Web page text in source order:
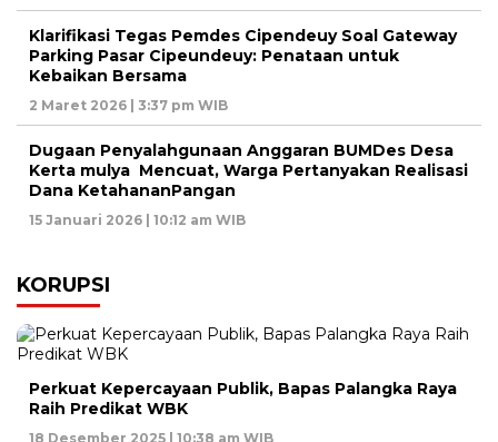
Klarifikasi Tegas Pemdes Cipendeuy Soal Gateway
Parking Pasar Cipeundeuy: Penataan untuk
Kebaikan Bersama
2 Maret 2026 | 3:37 pm WIB
Dugaan Penyalahgunaan Anggaran BUMDes Desa
Kerta mulya Mencuat, Warga Pertanyakan Realisasi
Dana KetahananPangan
15 Januari 2026 | 10:12 am WIB
KORUPSI
Perkuat Kepercayaan Publik, Bapas Palangka Raya
Raih Predikat WBK
18 Desember 2025 | 10:38 am WIB